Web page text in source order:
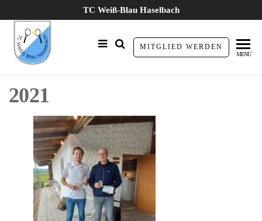
Inhalt
springen
TC Weiß-Blau Haselbach
TC Weiß
Blau
MITGLIED WERDEN
MENÜ
2021